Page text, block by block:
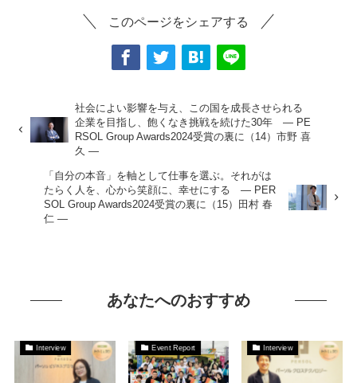
このページをシェアする
社会によい影響を与え、この国を成長させられる
企業を目指し、飽くなき挑戦を続けた30年 ― PE
RSOL Group Awards2024受賞の裏に（14）市野 喜
久 ―
「自分の本音」を軸として仕事を選ぶ。それがは
たらく人を、心から笑顔に、幸せにする ― PER
SOL Group Awards2024受賞の裏に（15）田村 春
仁 ―
あなたへのおすすめ
Interview Event Report Interview